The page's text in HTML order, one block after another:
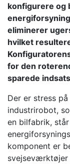
konfigurere og
eliminerer
hvilket
for den
sparede
Der er stress
industrirobot,
en bilfabrik,
komponent er
svejseværktøjer